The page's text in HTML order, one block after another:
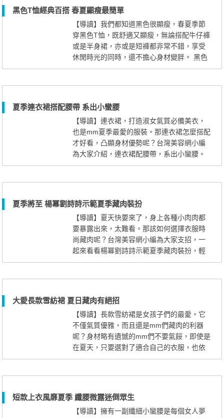
大長腿。 高妹子裝扮look2 在搭配
裡融入甜美可愛的元素也能讓高妹子近人一
步，用簡約的白T恤搭上一款碎花...
黑色T恤經典百搭 春夏顯瘦最簡單
【導讀】我們都知道黑色很顯瘦，春夏季節
穿黑色T恤，既舒適又顯瘦，無論搭配牛仔褲
或是半身裙，亦或是短褲都非常不錯，享受
休閒時光的同時，還不擔心身材變胖。 黑色
T恤經典百搭 春夏顯瘦最簡單 寬鬆圓領
邊穿，搭配白色運動鞋，非常休閒有味道。
黑色T恤經典百搭 春夏顯瘦最簡單 黑色
蝙蝠衫T恤搭配灰色迷彩包臀...
夏季連衣裙搭配腰帶 系出小蠻腰
【導讀】連衣裙，打造淑女氣質必備美衣，
也是mm夏季最愛的服裝。那連衣裙怎麼搭配
才好看，凸顯身材優勢呢？台灣美容網小編
為大家介紹，連衣裙配腰帶，系出小蠻腰。
黃色雪紡連衣裙，甜美可愛的色彩充滿
材。如此明亮裙裝，看著就心情愉悅，在酷
熱夏季裡，洋溢著熱情的味道。 碎花蛋
糕連衣裙，小清新的甜美風格，自...
夏季將至 楊冪劉詩詩示範夏季藏肉裝扮
【導讀】夏天快要來了，身上各種小肉肉都
要暴露出來，太難看。那該如何選擇衣服時
尚藏肉呢？台灣美容網小編為大家支招，一
起來看看楊冪劉詩詩示範夏季藏肉裝扮，輕
鬆穿出好身材。 楊冪這套搭配，非常清
款型是寬鬆略擴的設計，適合大腿粗的女
生，選擇這款短褲不僅顯高還能顯瘦。
這款波點粉色高腰連衣裙，也非常...
大愛長款雪紡裙 夏日藏肉有絕招
【導讀】長款雪紡裙是女孩子們的最愛。它
不僅氣質優雅，而且還是mm們藏肉的利器
呢？身材略有遺憾的mm們不要氣餒，即使是
在夏天，只要選對了適合自己的衣服，也依
舊美麗動人呢。下面，小編就為大家推 薦幾
方。不規則的裙擺設計是今年的大熱款型，
展現好身材的同時也不缺時尚感。 黑白
條紋蝙蝠衫+長款純白雪紡裙，衣服腰...
短款上衣風靡夏季 纖腰微露迷倒眾生
【導讀】擁有一副纖細小蠻腰是每個女人夢